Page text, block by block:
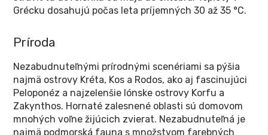
Grécku dosahujú počas leta príjemných 30 až 35 °C.
Príroda
Nezabudnuteľnými prírodnými scenériami sa pýšia
najmä ostrovy Kréta, Kos a Rodos, ako aj fascinujúci
Peloponéz a najzelenšie Iónske ostrovy Korfu a
Zakynthos. Hornaté zalesnené oblasti sú domovom
mnohých voľne žijúcich zvierat. Nezabudnuteľná je
najmä podmorská fauna s množstvom farebných